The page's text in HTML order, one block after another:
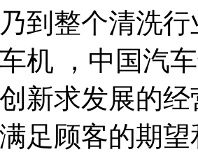
到整个清洗
机 ，中国汽
新求发展的
足顾客的期